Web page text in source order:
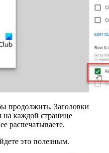
продолжить. Заголовки
на каждой странице
распечатываете.
это полезным.